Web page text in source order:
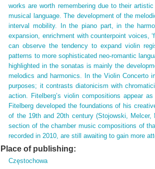
works are worth remembering due to their
musical language. The development of the
interval mobility. In the piano part, in the
expansion, enrichment with counterpoint voices,
can observe the tendency to expand violin
patterns to more sophisticated neo-romantic
highlighted in the sonatas is mainly the
melodics and harmonics. In the Violin Concerto
purposes; it contrasts diatonicism with
action. Fitelberg’s violin compositions appear
Fitelberg developed the foundations of his
of the 19th and 20th century (Stojowski,
section of the chamber music compositions of
recorded in 2010, are still awaiting to gain more
Place of publishing:
Częstochowa